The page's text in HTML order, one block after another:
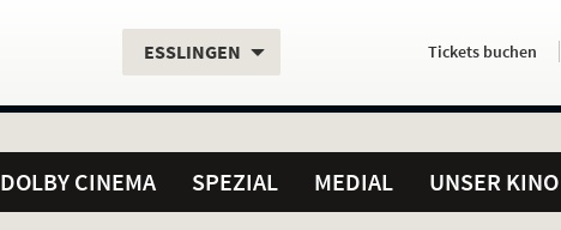
Aktueller
ESSLINGEN Servicefunktionen
Aktuelles
HierTickets buchen .
DOLBY CINEMA SPEZIAL MEDIAL UNSER KINO